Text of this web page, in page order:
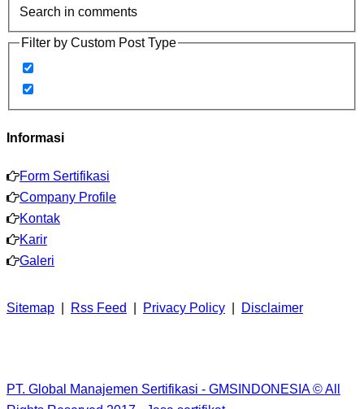
Search in comments
Filter by Custom Post Type
Informasi
Form Sertifikasi
Company Profile
Kontak
Karir
Galeri
Sitemap Rss Feed Privacy Policy Disclaimer
PT. Global Manajemen Sertifikasi - GMSINDONESIA © All